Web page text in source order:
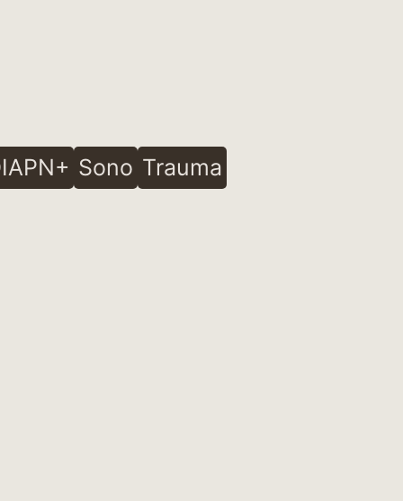
Sono Trauma